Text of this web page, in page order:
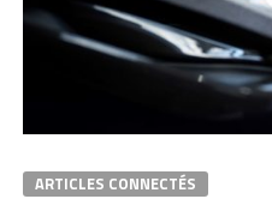
ARTICLES CONNECTÉS